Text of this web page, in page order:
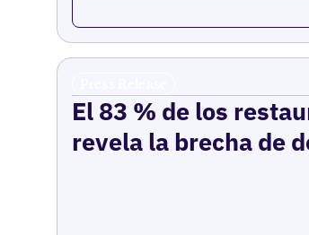
El 83 % de los
revela la brecha de